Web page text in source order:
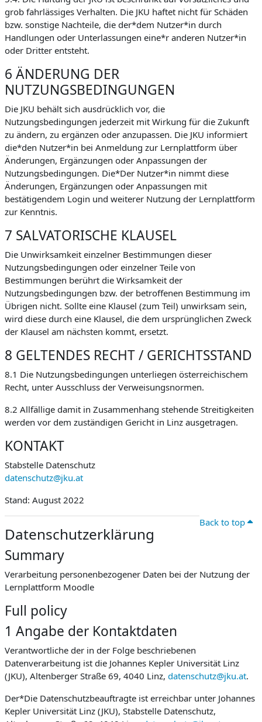
grob fahrlässiges Verhalten. Die JKU haftet nicht für Schäden
bzw. sonstige Nachteile, die der*dem Nutzer*in durch
Handlungen oder Unterlassungen eine*r anderen Nutzer*in
oder Dritter entsteht.
6 ÄNDERUNG DER
NUTZUNGSBEDINGUNGEN
Die JKU behält sich ausdrücklich vor, die
Nutzungsbedingungen jederzeit mit Wirkung für die Zukunft
zu ändern, zu ergänzen oder anzupassen. Die JKU informiert
die*den Nutzer*in bei Anmeldung zur Lernplattform über
Änderungen, Ergänzungen oder Anpassungen der
Nutzungsbedingungen. Die*Der Nutzer*in nimmt diese
Änderungen, Ergänzungen oder Anpassungen mit
bestätigendem Login und weiterer Nutzung der Lernplattform
zur Kenntnis.
7 SALVATORISCHE KLAUSEL
Die Unwirksamkeit einzelner Bestimmungen dieser
Nutzungsbedingungen oder einzelner Teile von
Bestimmungen berührt die Wirksamkeit der
Nutzungsbedingungen bzw. der betroffenen Bestimmung im
Übrigen nicht. Sollte eine Klausel (zum Teil) unwirksam sein,
wird diese durch eine Klausel, die dem ursprünglichen Zweck
der Klausel am nächsten kommt, ersetzt.
8 GELTENDES RECHT / GERICHTSSTAND
8.1 Die Nutzungsbedingungen unterliegen österreichischem
Recht, unter Ausschluss der Verweisungsnormen.
8.2 Allfällige damit in Zusammenhang stehende Streitigkeiten
werden vor dem zuständigen Gericht in Linz ausgetragen.
KONTAKT
Stabstelle Datenschutz
datenschutz@jku.at
Stand: August 2022
Back to top
Datenschutzerklärung
Summary
Verarbeitung personenbezogener Daten bei der Nutzung der
Lernplattform Moodle
Full policy
1 Angabe der Kontaktdaten
Verantwortliche der in der Folge beschriebenen
Datenverarbeitung ist die Johannes Kepler Universität Linz
(JKU), Altenberger Straße 69, 4040 Linz, datenschutz@jku.at.
Der*Die Datenschutzbeauftragte ist erreichbar unter Johannes
Kepler Universität Linz (JKU), Stabstelle Datenschutz,